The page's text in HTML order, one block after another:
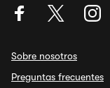
Sobre nosotros
Preguntas frecuentes